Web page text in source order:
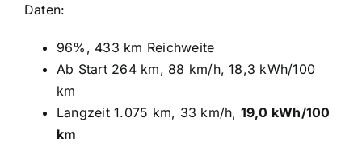
Daten:
96%, 433 km Reichweite
Ab Start 264 km, 88 km/h, 18,3 kWh/100
km
Langzeit 1.075 km, 33 km/h, 19,0 kWh/100
km